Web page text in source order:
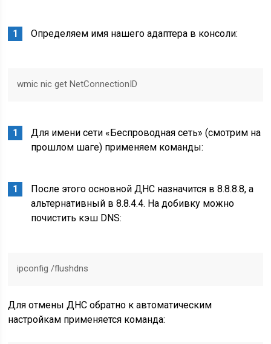
Определяем имя нашего адаптера в консоли:
wmic nic get NetConnectionID
Для имени сети «Беспроводная сеть» (смотрим на
прошлом шаге) применяем команды:
После этого основной ДНС назначится в 8.8.8.8, а
альтернативный в 8.8.4.4. На добивку можно
почистить кэш DNS:
ipconfig /flushdns
Для отмены ДНС обратно к автоматическим
настройкам применяется команда: